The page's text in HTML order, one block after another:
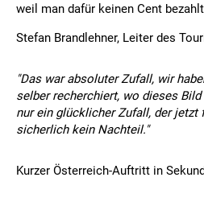
weil man dafür keinen Cent
Stefan Brandlehner, Leiter des
"Das war absoluter Zufall, wir
selber recherchiert, wo dieses
nur ein glücklicher Zufall, der
sicherlich kein Nachteil."
Kurzer Österreich-Auftritt in